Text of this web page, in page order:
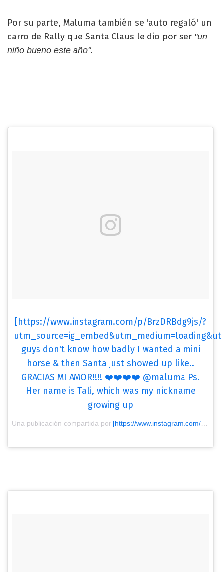
Por su parte, Maluma también se 'auto regaló' un
carro de Rally que Santa Claus le dio por ser "un
niño bueno este año".
[https://www.instagram.com/p/BrzDRBdg9js/?
guys don't know how badly I wanted a mini
horse & then Santa just showed up like..
GRACIAS MI AMOR!!!! ❤️❤️❤️❤️ @maluma Ps.
Her name is Tali, which was my nickname
growing up
Una publicación compartida por [https://www.instagram.com/natalia/?utm_source=ig_embed&utm_medium=loading&utm_campaign=embed_loading_state_control] Ναtαlία Bαrulίch